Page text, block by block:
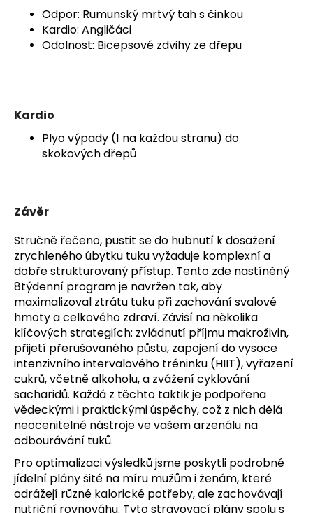
Odpor: Rumunský mrtvý tah s činkou
Kardio: Angličáci
Odolnost: Bicepsové zdvihy ze dřepu
Kardio
Plyo výpady (1 na každou stranu) do
skokových dřepů
Závěr
Stručně řečeno, pustit se do hubnutí k dosažení
zrychleného úbytku tuku vyžaduje komplexní a
dobře strukturovaný přístup. Tento zde nastíněný
8týdenní program je navržen tak, aby
maximalizoval ztrátu tuku při zachování svalové
hmoty a celkového zdraví. Závisí na několika
klíčových strategiích: zvládnutí příjmu makroživin,
přijetí přerušovaného půstu, zapojení do vysoce
intenzivního intervalového tréninku (HIIT), vyřazení
cukrů, včetně alkoholu, a zvážení cyklování
sacharidů. Každá z těchto taktik je podpořena
vědeckými i praktickými úspěchy, což z nich dělá
neocenitelné nástroje ve vašem arzenálu na
odbourávání tuků.
Pro optimalizaci výsledků jsme poskytli podrobné
jídelní plány šité na míru mužům i ženám, které
odrážejí různé kalorické potřeby, ale zachovávají
nutriční rovnováhu. Tyto stravovací plány spolu s